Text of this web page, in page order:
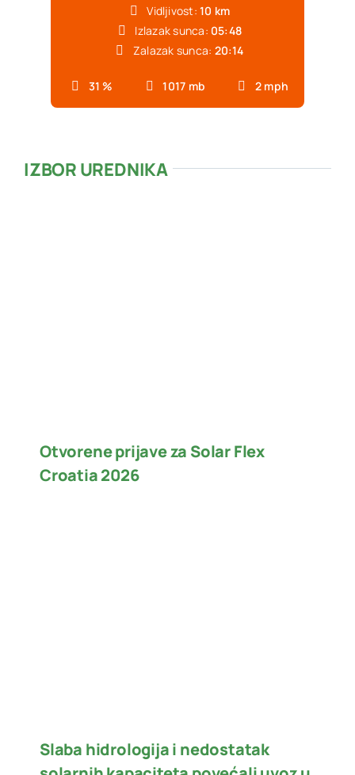
31 % 1017 mb 2 mph
Vidljivost: 10 km
Izlazak sunca: 05:48
Zalazak sunca: 20:14
IZBOR UREDNIKA
Otvorene prijave za Solar Flex
Croatia 2026
Slaba hidrologija i nedostatak